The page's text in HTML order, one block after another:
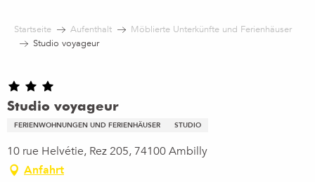
contenu
Startseite Aufenthalt
Möblierte Unterkünfte und Ferienhäuser
Studio voyageur
Studio voyageur
FERIENWOHNUNGEN UND FERIENHÄUSER STUDIO
10 rue Helvétie, Rez 205, 74100 Ambilly
Anfahrt